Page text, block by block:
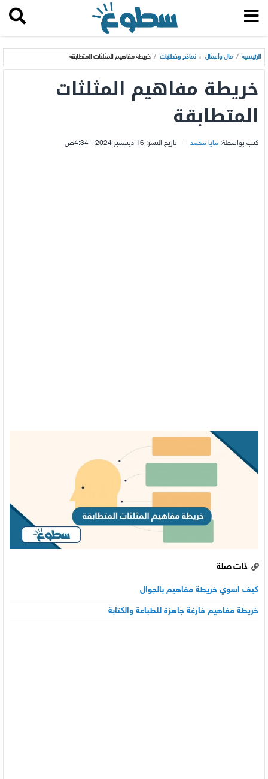
الرئيسية / مال وأعمال ، نماذج وخطابات / خريطة مفاهيم المثلثات المتطابقة
خريطة مفاهيم المثلثات
المتطابقة
كتب بواسطة: مايا محمد – تاريخ النشر: 16 ديسمبر 2024 - 4:34ص
ذات صلة
كيف اسوي خريطة مفاهيم بالجوال
خريطة مفاهيم فارغة جاهزة للطباعة والكتابة